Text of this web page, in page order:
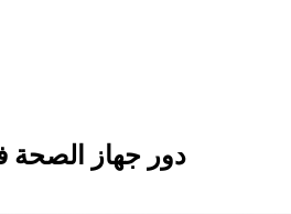
دور جهاز الصحة